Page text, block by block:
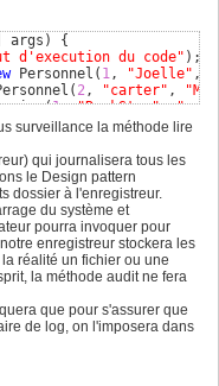
nom, String mal,
;
);
) {
.getNomPatient() + " a
args )
{
d'execution du code" ) ;
Personnel ( 1, "Joelle" ,
( 2, "carter" ,
(1, "RockStar",
du code")
surveillance la méthode lire
qui journalisera tous les
le Design pattern
dossier à l'enregistreur.
du système et
pourra invoquer pour
enregistreur stockera les
réalité un fichier ou une
la méthode audit ne fera
que pour s'assurer que
de log, on l'imposera dans